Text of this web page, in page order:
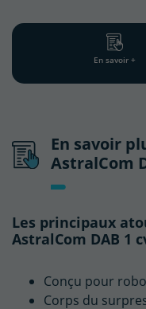
(1
En savoir +
En savoir
AstralCom
Les principaux
AstralCom DAB 1
Conçu pour
Corps du